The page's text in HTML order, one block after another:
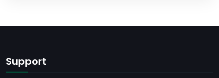
Support